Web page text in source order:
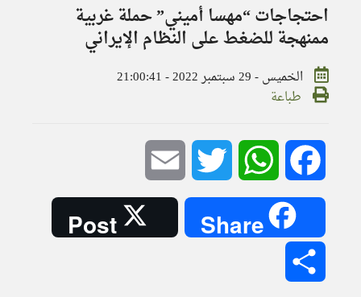
احتجاجات “مهسا أميني” حملة غربية
ممنهجة للضغط على النظام الإيراني
الخميس - 29 سبتمبر 2022 - 21:00:41
طباعة
Facebook
WhatsApp
Twitter
Share
Post